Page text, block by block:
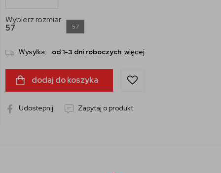
Wybierz rozmiar:
57
57
Wysyłka: od 1-3 dni roboczych więcej
dodaj do koszyka
Udostepnij Zapytaj o produkt